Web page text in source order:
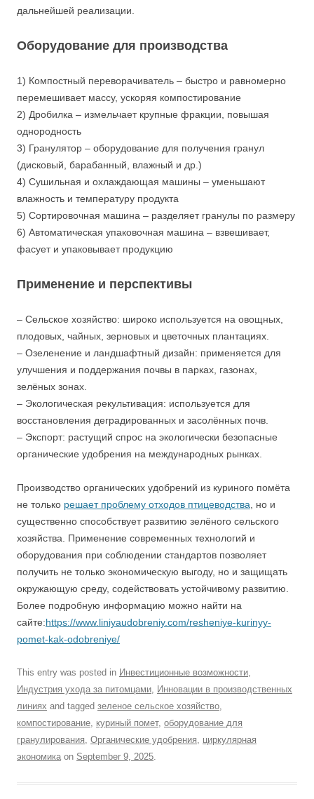
дальнейшей реализации.
Оборудование для производства
1) Компостный переворачиватель – быстро и равномерно
перемешивает массу, ускоряя компостирование
2) Дробилка – измельчает крупные фракции, повышая
однородность
3) Гранулятор – оборудование для получения гранул
(дисковый, барабанный, влажный и др.)
4) Сушильная и охлаждающая машины – уменьшают
влажность и температуру продукта
5) Сортировочная машина – разделяет гранулы по размеру
6) Автоматическая упаковочная машина – взвешивает,
фасует и упаковывает продукцию
Применение и перспективы
– Сельское хозяйство: широко используется на овощных,
плодовых, чайных, зерновых и цветочных плантациях.
– Озеленение и ландшафтный дизайн: применяется для
улучшения и поддержания почвы в парках, газонах,
зелёных зонах.
– Экологическая рекультивация: используется для
восстановления деградированных и засолённых почв.
– Экспорт: растущий спрос на экологически безопасные
органические удобрения на международных рынках.
Производство органических удобрений из куриного помёта
не только решает проблему отходов птицеводства , но и
существенно способствует развитию зелёного сельского
хозяйства. Применение современных технологий и
оборудования при соблюдении стандартов позволяет
получить не только экономическую выгоду, но и защищать
окружающую среду, содействовать устойчивому развитию.
Более подробную информацию можно найти на
сайте:https://www.liniyaudobreniy.com/resheniye-kurinyy-
pomet-kak-odobreniye/
This entry was posted in Инвестиционные возможности,
Индустрия ухода за питомцами, Инновации в производственных
линиях and tagged зеленое сельское хозяйство,
компостирование, куриный помет, оборудование для
гранулирования, Органические удобрения, циркулярная
экономика on September 9, 2025.